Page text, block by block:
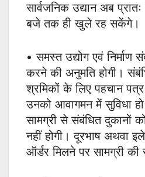
सार्वजनिक उद्यान अब
बजे तक ही खुले रह सकेंगे।
• समस्त उद्योग एवं निर्माण
करने की अनुमति होगी।
श्रमिकों के लिए पहचान
उनको आवागमन में सुविधा
सामग्री से संबंधित दुकानों
नहीं होगी। दूरभाष अथवा
ऑर्डर मिलने पर सामग्री